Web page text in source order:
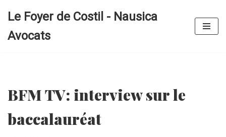
au
Le Foyer de Costil - Nausica
Avocats
BFM TV: interview sur le
baccalauréat